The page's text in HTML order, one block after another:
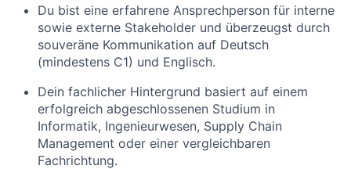
Du bist eine erfahrene Ansprechperson für interne
sowie externe Stakeholder und überzeugst durch
souveräne Kommunikation auf Deutsch
(mindestens C1) und Englisch.
Dein fachlicher Hintergrund basiert auf einem
erfolgreich abgeschlossenen Studium in
Informatik, Ingenieurwesen, Supply Chain
Management oder einer vergleichbaren
Fachrichtung.